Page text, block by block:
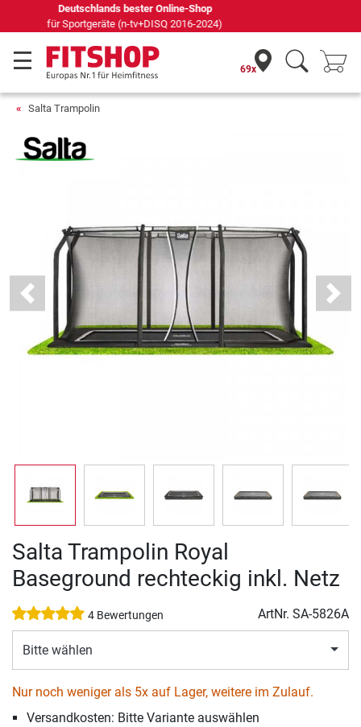
Seit 42 Jahren Ihr Experte für Heimfitness
69x
Salta Trampolin
Previous Next
Salta Trampolin Royal
Baseground rechteckig inkl. Netz
4 Bewertungen ArtNr. SA-5826A
Bitte wählen
Nur noch weniger als 5x auf Lager, weitere im Zulauf.
Versandkosten: Bitte Variante auswählen